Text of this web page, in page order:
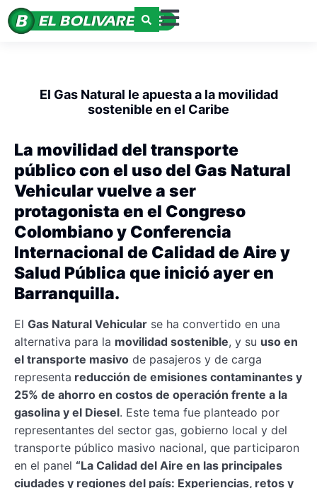
El Gas Natural le apuesta a la movilidad
sostenible en el Caribe
La movilidad del transporte
público con el uso del Gas Natural
Vehicular vuelve a ser
protagonista en el Congreso
Colombiano y Conferencia
Internacional de Calidad de Aire y
Salud Pública que inició ayer en
Barranquilla.
El Gas Natural Vehicular se ha convertido en una
alternativa para la movilidad sostenible, y su uso en
el transporte masivo de pasajeros y de carga
representa reducción de emisiones contaminantes y
25% de ahorro en costos de operación frente a la
gasolina y el Diesel. Este tema fue planteado por
representantes del sector gas, gobierno local y del
transporte público masivo nacional, que participaron
en el panel “La Calidad del Aire en las principales
ciudades y regiones del país: Experiencias, retos y